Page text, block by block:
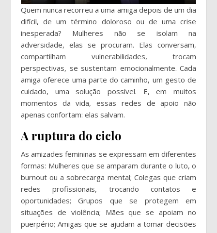
Quem nunca recorreu a uma amiga depois de um dia
difícil, de um término doloroso ou de uma crise
inesperada? Mulheres não se isolam na
adversidade, elas se procuram. Elas conversam,
compartilham vulnerabilidades, trocam
perspectivas, se sustentam emocionalmente. Cada
amiga oferece uma parte do caminho, um gesto de
cuidado, uma solução possível. E, em muitos
momentos da vida, essas redes de apoio não
apenas confortam: elas salvam.
A ruptura do ciclo
As amizades femininas se expressam em diferentes
formas: Mulheres que se amparam durante o luto, o
burnout ou a sobrecarga mental; Colegas que criam
redes profissionais, trocando contatos e
oportunidades; Grupos que se protegem em
situações de violência; Mães que se apoiam no
puerpério; Amigas que se ajudam a tomar decisões